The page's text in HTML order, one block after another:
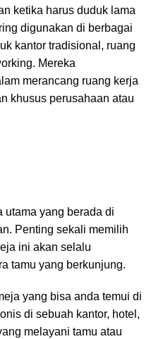
ketika harus duduk lama
digunakan di berbagai
kantor tradisional, ruang
Mereka
merancang ruang kerja
khusus perusahaan atau
utama yang berada di
Penting sekali memilih
ini akan selalu
tamu yang berkunjung.
yang bisa anda temui di
di sebuah kantor, hotel,
melayani tamu atau